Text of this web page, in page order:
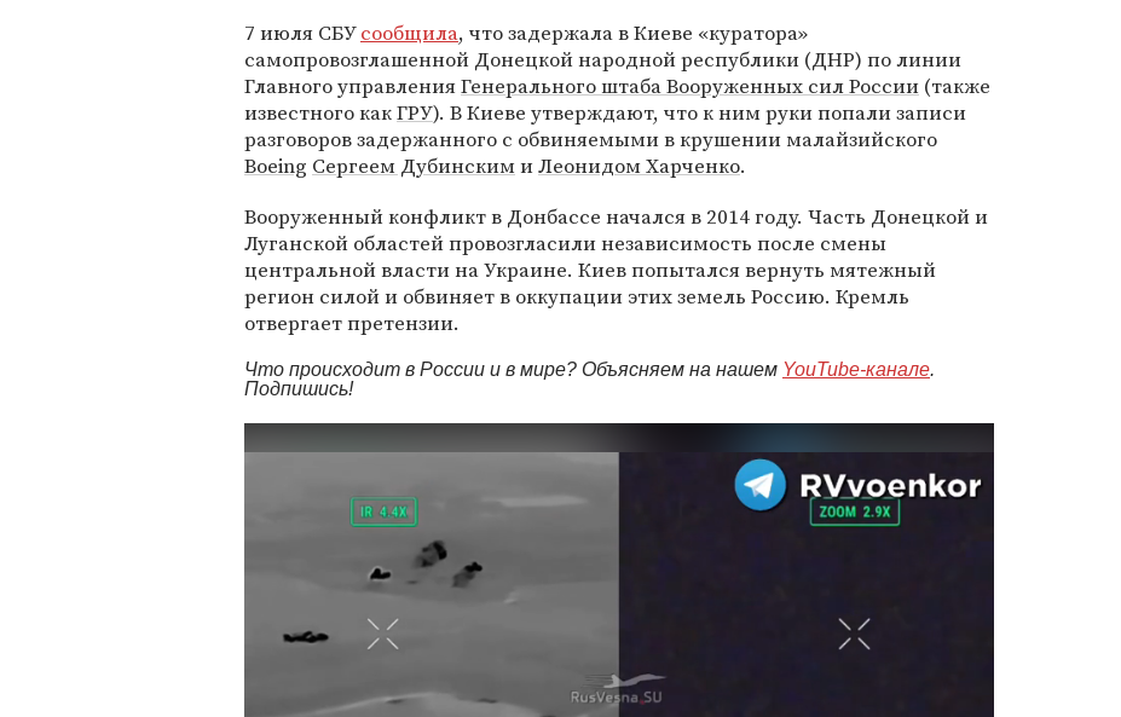
7 июля СБУсообщила, что задержала в Киеве «куратора»
самопровозглашенной Донецкой народной республики (ДНР) по линии
Главного управленияГенерального штаба Вооруженных сил России (также
известного какГРУ). В Киеве утверждают, что к ним руки попали записи
разговоров задержанного с обвиняемыми в крушении малайзийского
Boeing Сергеем ДубинскимиЛеонидом Харченко.
Вооруженный конфликт в Донбассе начался в 2014 году. Часть Донецкой и
Луганской областей провозгласили независимость после смены
центральной власти на Украине. Киев попытался вернуть мятежный
регион силой и обвиняет в оккупации этих земель Россию. Кремль
отвергает претензии.
Что происходит в России и в мире? Объясняем на нашем YouTube-канале.
Подпишись!